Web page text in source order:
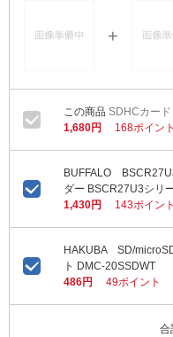
SDHCカー
1,680円
168ポイント
BUFFALO
ダー BSCR27U3シリ
1,430円
143ポイント
HAKUBA SD/
ト DMC-20SSDWT
486円
49ポイント
合